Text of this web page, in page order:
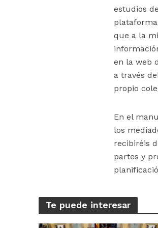
estudios
que a la
en la web
a través
propio
En el
los
recibiréis
partes y
Te puede interesar